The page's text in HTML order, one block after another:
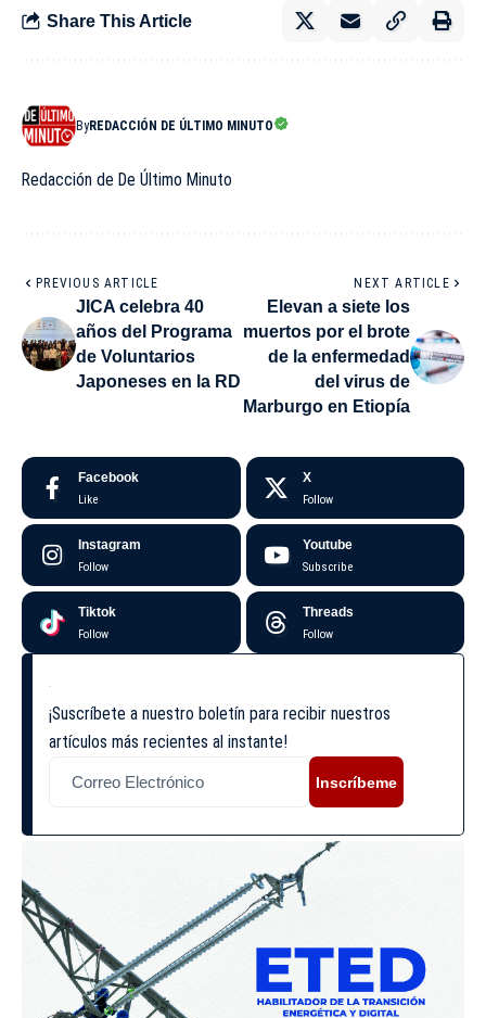
Share This Article
ByREDACCIÓN DE ÚLTIMO MINUTO
Redacción de De Último Minuto
PREVIOUS ARTICLE
JICA celebra 40
años del Programa
de Voluntarios
Japoneses en la RD
NEXT ARTICLE
Elevan a siete los
muertos por el brote
de la enfermedad
del virus de
Marburgo en Etiopía
Facebook
Like
X
Follow
Instagram
Follow
Youtube
Subscribe
Tiktok
Follow
Threads
Follow
¡Suscríbete a nuestro boletín para recibir nuestros
artículos más recientes al instante!
Inscríbeme